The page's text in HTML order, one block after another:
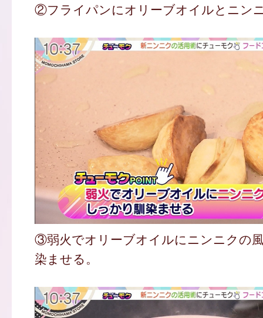
②フライパンにオリーブオイルとニン
③弱火でオリーブオイルにニンニクの
染ませる。